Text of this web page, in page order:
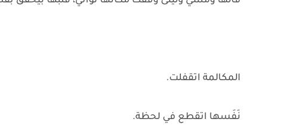
المكالمة اتقفلت.
نَفَسها اتقطع في لحظة.